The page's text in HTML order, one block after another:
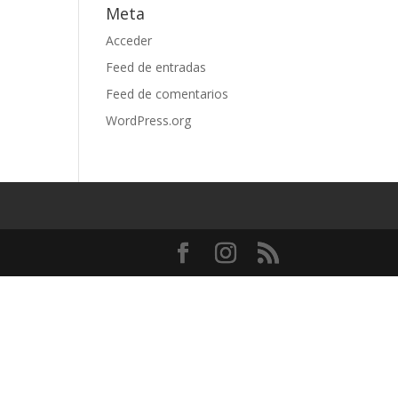
Meta
Acceder
Feed de entradas
Feed de comentarios
WordPress.org